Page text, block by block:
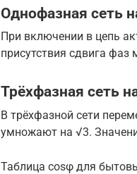
Однофазная сеть
При включении в цепь
присутствия сдвига
Трёхфазная сеть
В трёхфазной сети
умножают на √3.
Таблица cosφ для